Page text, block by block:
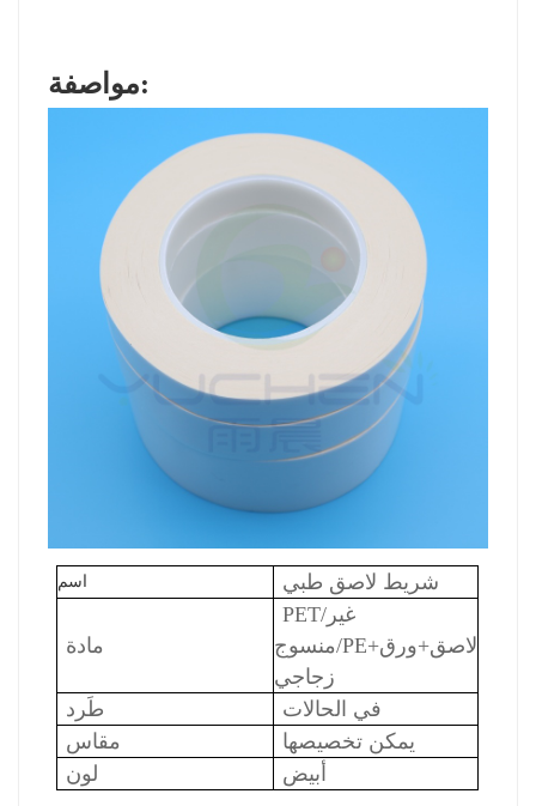
مواصفة:
اسم شريط لاصق طبي
مادة
PET/غير
منسوج/PE+لاصق+ورق
زجاجي
طَرد
في الحالات
مقاس
يمكن تخصيصها
لون
أبيض